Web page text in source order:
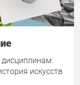
искусств